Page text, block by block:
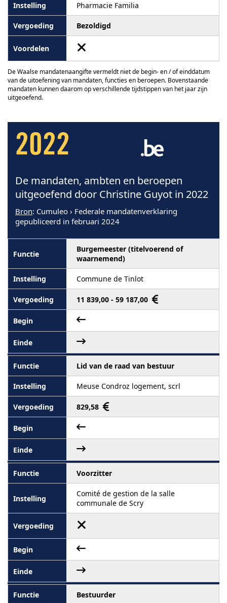
Pharmacie Familia
Bezoldigd
De Waalse mandatenaangifte vermeldt niet de begin- en / of einddatum
van de uitoefening van mandaten, functies en beroepen. Bovenstaande
mandaten kunnen daarom op verschillende tijdstippen van het jaar zijn
uitgeoefend.
2022
De mandaten, ambten en beroepen
uitgeoefend door Christine Guyot in 2022
Bron: Cumuleo › Federale mandatenverklaring
gepubliceerd in februari 2024
Burgemeester (titelvoerend of
waarnemend)
Commune de Tinlot
11 839,00 - 59 187,00
Lid van de raad van bestuur
Meuse Condroz logement, scrl
829,58
Voorzitter
Comité de gestion de la salle
communale de Scry
Bestuurder